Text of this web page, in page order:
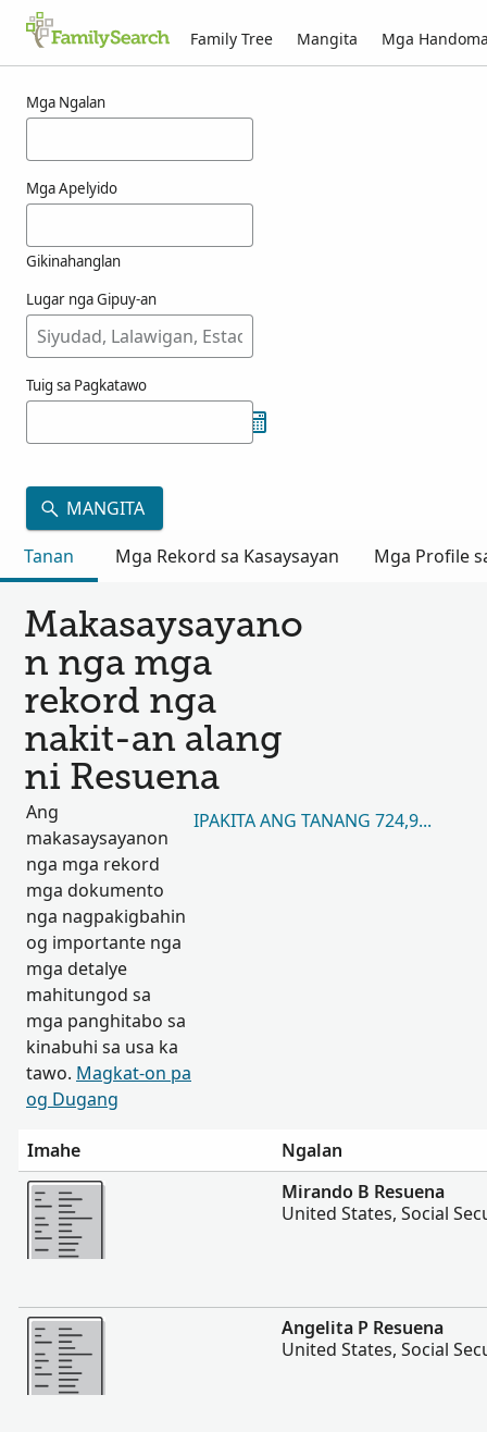
Family Tree Mangita Mga
Mga Ngalan
Mga Apelyido
Gikinahanglan
Lugar nga Gipuy-an
Tuig sa Pagkatawo
MANGITA
Tanan
Mga Rekord sa Kasaysayan Mga Profile
Makasaysayano
n nga mga
rekord nga
nakit-an alang
ni Resuena
Ang
makasaysayanon
nga mga rekord
mga dokumento
nga nagpakigbahin
og importante nga
mga detalye
mahitungod sa
mga panghitabo sa
kinabuhi sa usa ka
tawo. Magkat-on pa
og Dugang
IPAKITA ANG TANANG 724,998
Imahe
Ngalan
Dugang pa
Mirando B Resuena
United States, Social
Dugang pa
Angelita P Resuena
United States, Social